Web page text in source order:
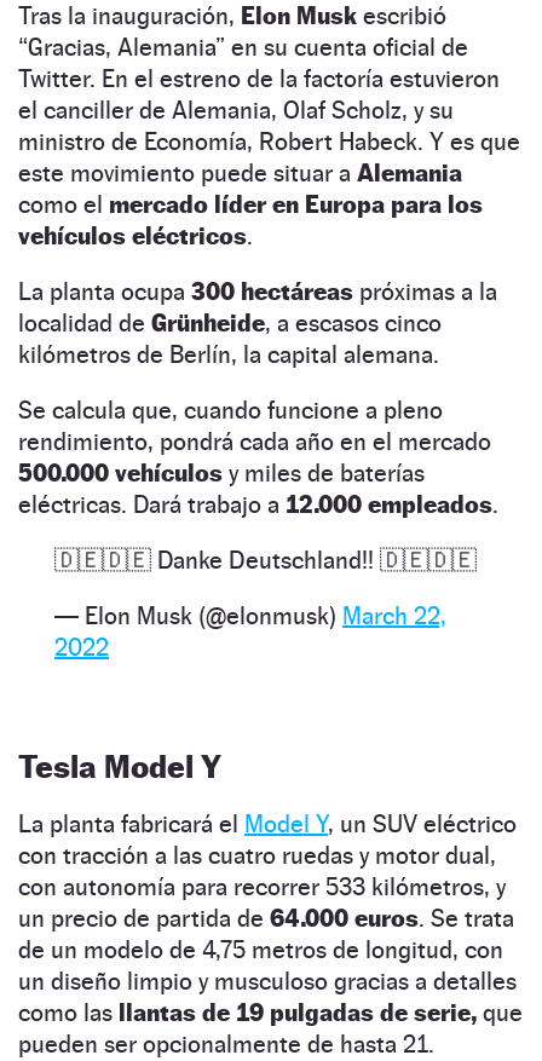
Tras la inauguración, Elon Musk escribió
“Gracias, Alemania” en su cuenta oficial de
Twitter. En el estreno de la factoría estuvieron
el canciller de Alemania, Olaf Scholz, y su
ministro de Economía, Robert Habeck. Y es que
este movimiento puede situar a Alemania
como el mercado líder en Europa para los
vehículos eléctricos.
La planta ocupa 300 hectáreas próximas a la
localidad de Grünheide, a escasos cinco
kilómetros de Berlín, la capital alemana.
Se calcula que, cuando funcione a pleno
rendimiento, pondrá cada año en el mercado
500.000 vehículos y miles de baterías
eléctricas. Dará trabajo a 12.000 empleados.
🇩🇪🇩🇪 Danke Deutschland!! 🇩🇪🇩🇪
— Elon Musk (@elonmusk) March 22,
2022
Tesla Model Y
La planta fabricará el Model Y, un SUV eléctrico
con tracción a las cuatro ruedas y motor dual,
con autonomía para recorrer 533 kilómetros, y
un precio de partida de 64.000 euros. Se trata
de un modelo de 4,75 metros de longitud, con
un diseño limpio y musculoso gracias a detalles
como las llantas de 19 pulgadas de serie, que
pueden ser opcionalmente de hasta 21.